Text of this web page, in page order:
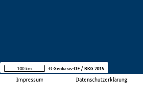
Impressum Datenschutzerklärung
100 km © Geobasis-DE / BKG 2015